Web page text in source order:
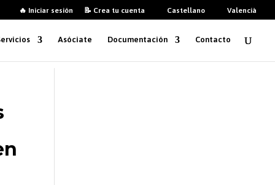
🔥 Iniciar sesión 📝 Crea tu cuenta Castellano Valencià
Asóciate Documentación Contacto